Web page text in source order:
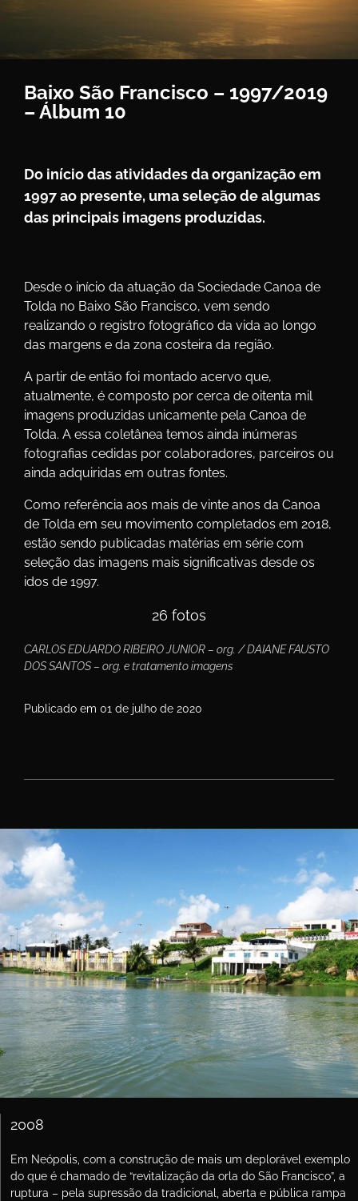
Baixo São Francisco – 1997/2019
– Álbum 10
Do início das atividades da organização em
1997 ao presente, uma seleção de algumas
das principais imagens produzidas.
Desde o início da atuação da Sociedade Canoa de
Tolda no Baixo São Francisco, vem sendo
realizando o registro fotográfico da vida ao longo
das margens e da zona costeira da região.
A partir de então foi montado acervo que,
atualmente, é composto por cerca de oitenta mil
imagens produzidas unicamente pela Canoa de
Tolda. A essa coletânea temos ainda inúmeras
fotografias cedidas por colaboradores, parceiros ou
ainda adquiridas em outras fontes.
Como referência aos mais de vinte anos da Canoa
de Tolda em seu movimento completados em 2018,
estão sendo publicadas matérias em série com
seleção das imagens mais significativas desde os
idos de 1997.
26 fotos
CARLOS EDUARDO RIBEIRO JUNIOR – org. / DAIANE FAUSTO
DOS SANTOS – org. e tratamento imagens
Publicado em 01 de julho de 2020
2008
Em Neópolis, com a construção de mais um deplorável exemplo
do que é chamado de “revitalização da orla do São Francisco”, a
ruptura – pela supressão da tradicional, aberta e pública rampa